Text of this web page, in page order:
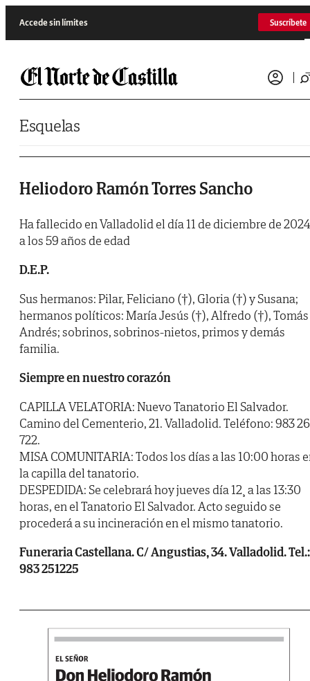
Accede sin límites Suscríbete
Esquelas
Heliodoro Ramón Torres Sancho
Ha fallecido en Valladolid el día 11 de diciembre de
a los 59 años de edad
D.E.P.
Sus hermanos: Pilar, Feliciano (†), Gloria (†) y Susana;
hermanos políticos: María Jesús (†), Alfredo (†),
Andrés; sobrinos, sobrinos-nietos, primos y demás
familia.
Siempre en nuestro corazón
CAPILLA VELATORIA: Nuevo Tanatorio El Salvador.
Camino del Cementerio, 21. Valladolid. Teléfono: 983
722.
MISA COMUNITARIA: Todos los días a las 10:00 horas
la capilla del tanatorio.
DESPEDIDA: Se celebrará hoy jueves día 12¸ a las 13:30
horas, en el Tanatorio El Salvador. Acto seguido se
procederá a su incineración en el mismo tanatorio.
Funeraria Castellana. C/ Angustias, 34. Valladolid. Tel.:
983 251225